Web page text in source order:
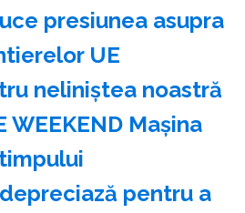
presiunea asupra
UE
neliniştea noastră
WEEKEND Maşina
timpului
pentru a